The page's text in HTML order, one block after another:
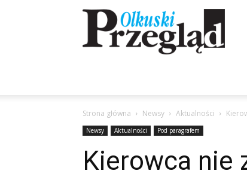
Przegląd
Olkuski
Strona główna Newsy Aktualności
Newsy Aktualności Pod paragrafem
Kierowca nie